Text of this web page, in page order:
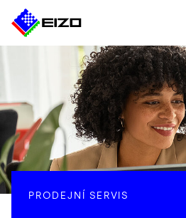
PRODEJNÍ SERVIS